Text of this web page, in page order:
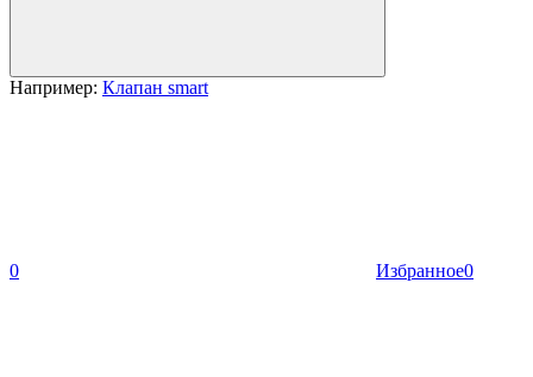
Например: Клапан smart
0 Избранное0